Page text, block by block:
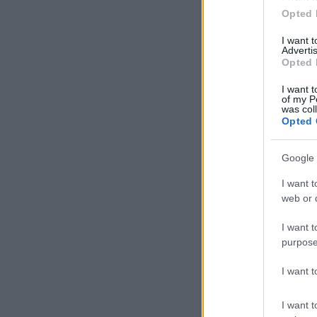
Opted
I want
Opted
I want
of my
was
Opted
Google
I want
web or
I want
I want
I want